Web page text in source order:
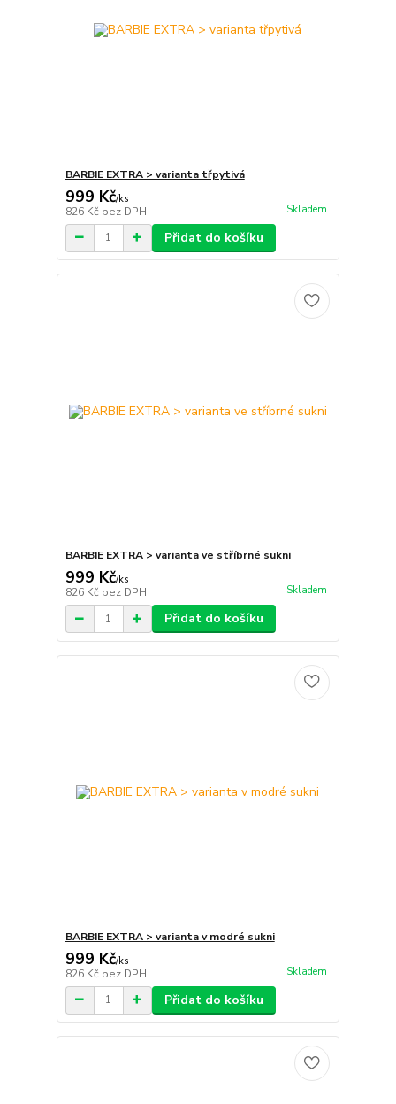
BARBIE EXTRA > varianta třpytivá
999 Kč/ks
826 Kč bez DPH Skladem
Přidat do košíku
BARBIE EXTRA > varianta ve stříbrné sukni
999 Kč/ks
826 Kč bez DPH Skladem
Přidat do košíku
BARBIE EXTRA > varianta v modré sukni
999 Kč/ks
826 Kč bez DPH Skladem
Přidat do košíku